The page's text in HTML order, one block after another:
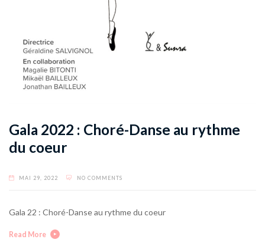
Gala 2022 : Choré-Danse au rythme
du coeur
MAI 29, 2022 NO COMMENTS
Gala 22 : Choré-Danse au rythme du coeur
Read More